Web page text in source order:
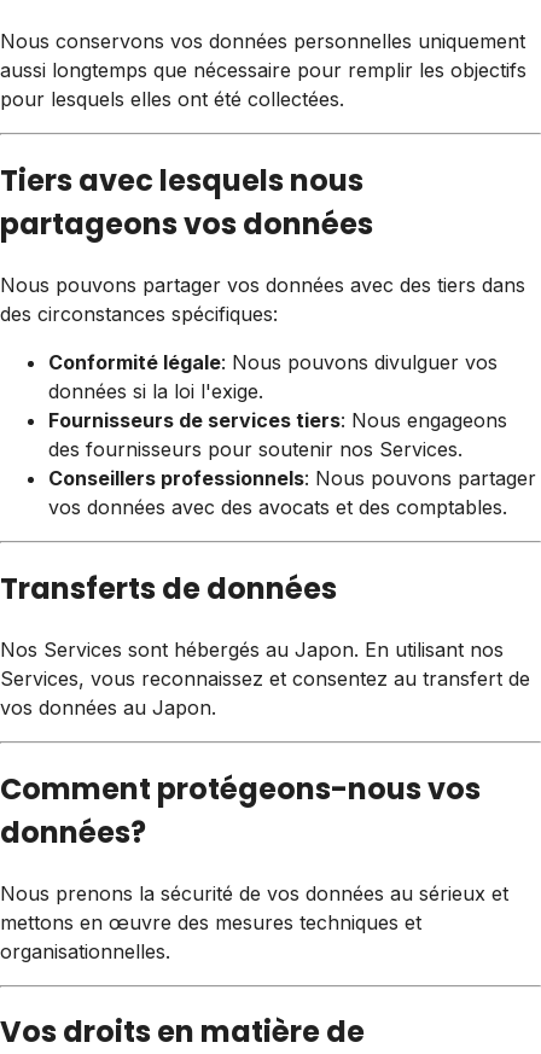
Nous conservons vos données personnelles uniquement
aussi longtemps que nécessaire pour remplir les objectifs
pour lesquels elles ont été collectées.
Tiers avec lesquels nous
partageons vos données
Nous pouvons partager vos données avec des tiers dans
des circonstances spécifiques:
Conformité légale: Nous pouvons divulguer vos
données si la loi l'exige.
Fournisseurs de services tiers: Nous engageons
des fournisseurs pour soutenir nos Services.
Conseillers professionnels: Nous pouvons partager
vos données avec des avocats et des comptables.
Transferts de données
Nos Services sont hébergés au Japon. En utilisant nos
Services, vous reconnaissez et consentez au transfert de
vos données au Japon.
Comment protégeons-nous vos
données?
Nous prenons la sécurité de vos données au sérieux et
mettons en œuvre des mesures techniques et
organisationnelles.
Vos droits en matière de